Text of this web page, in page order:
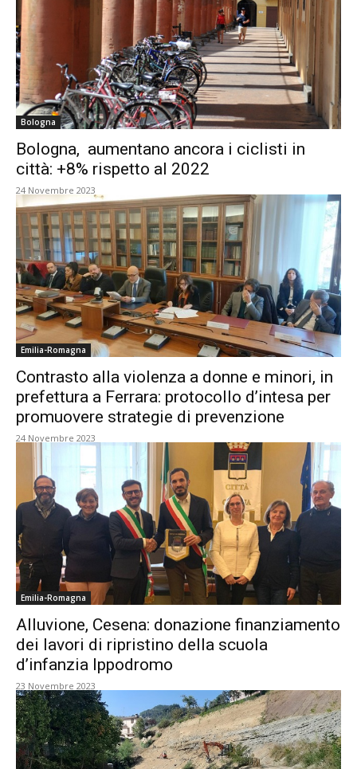
Bologna
Bologna, aumentano ancora i ciclisti in
città: +8% rispetto al 2022
24 Novembre 2023
Emilia-Romagna
Contrasto alla violenza a donne e minori, in
prefettura a Ferrara: protocollo d’intesa per
promuovere strategie di prevenzione
24 Novembre 2023
Emilia-Romagna
Alluvione, Cesena: donazione finanziamento
dei lavori di ripristino della scuola
d’infanzia Ippodromo
23 Novembre 2023